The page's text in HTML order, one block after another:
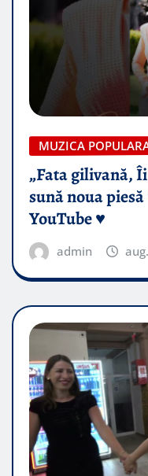
MUZICA
„Fata gilivană,
sună noua
YouTube ♥️
admin